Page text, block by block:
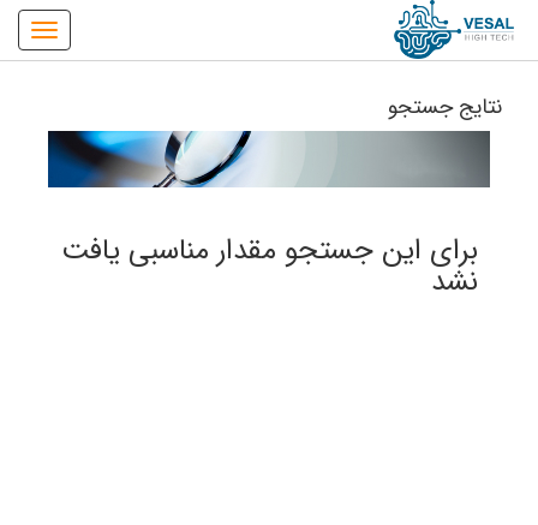
نتایج جستجو
برای این جستجو مقدار مناسبی یافت
نشد